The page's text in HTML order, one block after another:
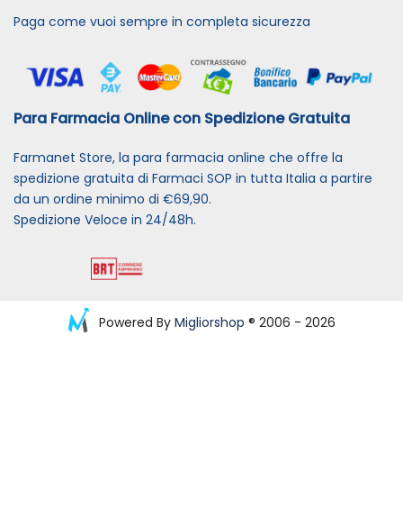
Paga come vuoi sempre in completa sicurezza
Para Farmacia Online con Spedizione Gratuita
Farmanet Store, la para farmacia online che offre la
spedizione gratuita di Farmaci SOP in tutta Italia a partire
da un ordine minimo di €69,90.
Spedizione Veloce in 24/48h.
Powered By Migliorshop ® 2006 - 2026